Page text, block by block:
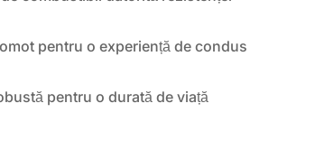
pentru o experiență de condus
pentru o durată de viață